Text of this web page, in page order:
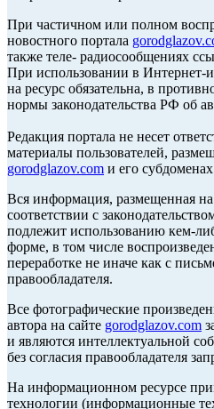
При частичном или полном
новостного портала
также теле- радиосообщениях
При использовании в Интернет-
на ресурс обязательна, в
нормы законодательства РФ об
Редакция портала не несет
материалы пользователей,
gorodglazov.com и его
Вся информация, размещенная на
соответствии с
подлежит использованию кем-
форме, в том числе
переработке не иначе как с
правообладателя.
Все фотографические
автора на сайте gorodglazov.com
и являются интеллектуальной
без согласия правообладателя
На информационном ресурсе
технологии (информационные